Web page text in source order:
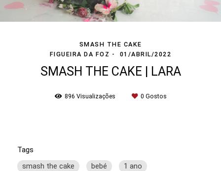
SMASH THE CAKE
FIGUEIRA DA FOZ
01/ABRIL/2022
SMASH THE CAKE | LARA
896 Visualizações 0 Gostos
Tags
smash the cake
bebé
1 ano